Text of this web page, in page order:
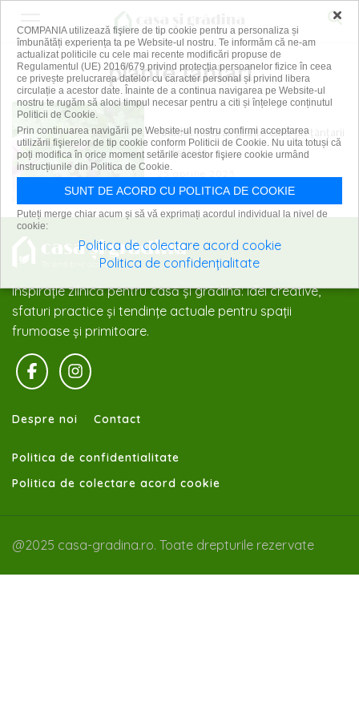
plante tantari
Antidot natural: plante care țin țânțarii
la distanță
25 aprilie 2025
Inspirație zilnică pentru casă și grădină: idei creative,
sfaturi practice și tendințe actuale pentru spații
frumoase și primitoare.
Despre noi Contact
Politica de confidentialitate
Politica de colectare acord cookie
@2025 casa-gradina.ro. Toate drepturile rezervate
×
COMPANIA utilizează fişiere de tip cookie pentru a personaliza și
îmbunătăți experiența ta pe Website-ul nostru. Te informăm că ne-am
actualizat politicile cu cele mai recente modificări propuse de
Regulamentul (UE) 2016/679 privind protecția persoanelor fizice în ceea
ce privește prelucrarea datelor cu caracter personal și privind libera
circulație a acestor date. Înainte de a continua navigarea pe Website-ul
nostru te rugăm să aloci timpul necesar pentru a citi și înțelege conținutul
Politicii de Cookie.
Prin continuarea navigării pe Website-ul nostru confirmi acceptarea
utilizării fişierelor de tip cookie conform Politicii de Cookie. Nu uita totuși că
poți modifica în orice moment setările acestor fişiere cookie urmând
instrucțiunile din Politica de Cookie.
SUNT DE ACORD CU POLITICA DE COOKIE
Puteți merge chiar acum și să vă exprimați acordul individual la nivel de
cookie:
Politica de colectare acord cookie
Politica de confidențialitate